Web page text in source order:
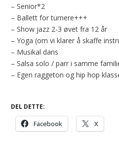
– Senior*2
– Ballett for turnere+++
– Show jazz 2-3 øvet fra 12 år
– Yoga (om vi klarer å skaffe
– Musikal dans
– Salsa solo / parr i samme
– Egen raggeton og hip hop
DEL DETTE:
Facebook X